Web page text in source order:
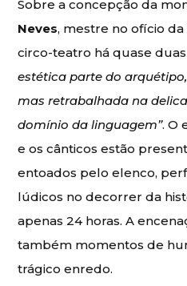
Sobre a concepção da
Neves, mestre no ofício
circo-teatro há quase
estética parte do
mas retrabalhada na
domínio da linguagem”. O
e os cânticos estão
entoados pelo elenco,
lúdicos no decorrer da
apenas 24 horas. A
também momentos de
trágico enredo.